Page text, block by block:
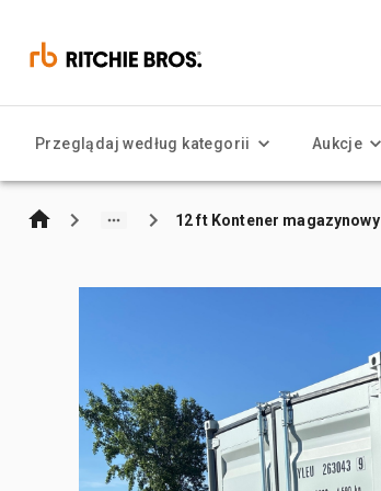
Przeglądaj według kategorii Aukcje
12 ft Kontener magazynowy